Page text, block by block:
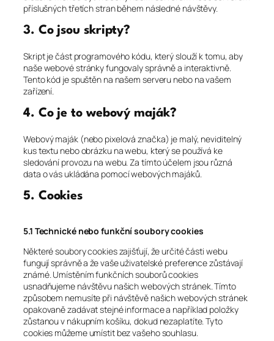
příslušných třetích stran během následné návštěvy.
3. Co jsou skripty?
Skript je část programového kódu, který slouží k tomu, aby
naše webové stránky fungovaly správně a interaktivně.
Tento kód je spuštěn na našem serveru nebo na vašem
zařízení.
4. Co je to webový maják?
Webový maják (nebo pixelová značka) je malý, neviditelný
kus textu nebo obrázku na webu, který se používá ke
sledování provozu na webu. Za tímto účelem jsou různá
data o vás ukládána pomocí webových majáků.
5. Cookies
5.1 Technické nebo funkční soubory cookies
Některé soubory cookies zajišťují, že určité části webu
fungují správně a že vaše uživatelské preference zůstávají
známé. Umístěním funkčních souborů cookies
usnadňujeme návštěvu našich webových stránek. Tímto
způsobem nemusíte při návštěvě našich webových stránek
opakovaně zadávat stejné informace a například položky
zůstanou v nákupním košíku, dokud nezaplatíte. Tyto
cookies můžeme umístit bez vašeho souhlasu.